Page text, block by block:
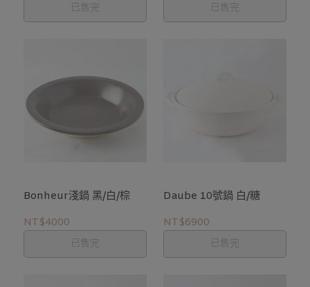
已售完 已售完
Bonheur淺鍋 黑/白/棕
NT$4000
已售完
Daube 10號鍋 白/糖
NT$6900
已售完